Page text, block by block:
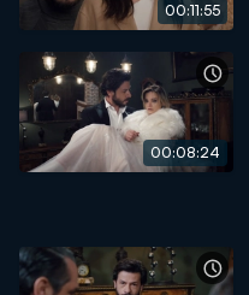
00:11:55
00:08:24